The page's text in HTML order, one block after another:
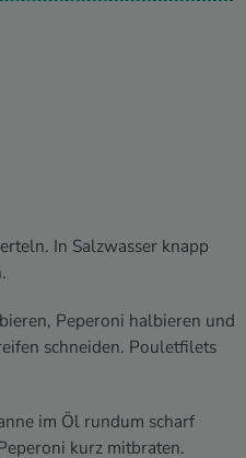
In Salzwasser knapp
Peperoni halbieren und
schneiden. Pouletfilets
im Öl rundum scharf
kurz mitbraten.